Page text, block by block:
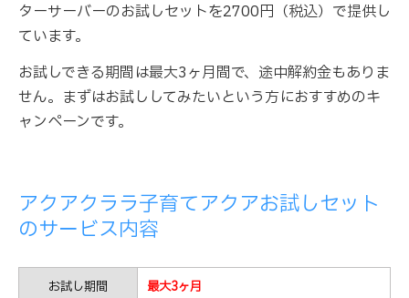
ターサーバーのお試しセットを2700円（税込）で提供し
ています。
お試しできる期間は最大3ヶ月間で、途中解約金もありま
せん。まずはお試ししてみたいという方におすすめのキ
ャンペーンです。
アクアクララ子育てアクアお試しセット
のサービス内容
お試し期間 最大3ヶ月